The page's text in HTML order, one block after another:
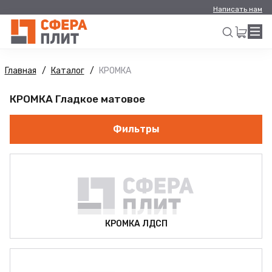
Написать нам
Главная Каталог КРОМКА
КРОМКА Гладкое матовое
Фильтры
КРОМКА ЛДСП